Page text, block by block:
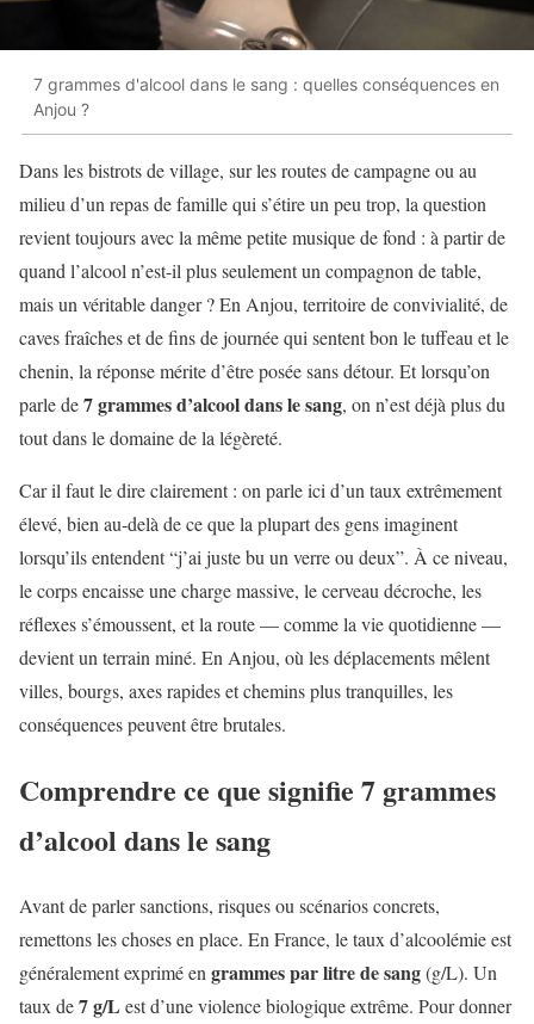
7 grammes d'alcool dans le sang : quelles conséquences en
Anjou ?
Dans les bistrots de village, sur les routes de campagne ou au
milieu d’un repas de famille qui s’étire un peu trop, la question
revient toujours avec la même petite musique de fond : à partir de
quand l’alcool n’est-il plus seulement un compagnon de table,
mais un véritable danger ? En Anjou, territoire de convivialité, de
caves fraîches et de fins de journée qui sentent bon le tuffeau et le
chenin, la réponse mérite d’être posée sans détour. Et lorsqu’on
parle de7 grammes d’alcool dans le sang, on n’est déjà plus du
tout dans le domaine de la légèreté.
Car il faut le dire clairement : on parle ici d’un taux extrêmement
élevé, bien au-delà de ce que la plupart des gens imaginent
lorsqu’ils entendent “j’ai juste bu un verre ou deux”. À ce niveau,
le corps encaisse une charge massive, le cerveau décroche, les
réflexes s’émoussent, et la route — comme la vie quotidienne —
devient un terrain miné. En Anjou, où les déplacements mêlent
villes, bourgs, axes rapides et chemins plus tranquilles, les
conséquences peuvent être brutales.
Comprendre ce que signifie 7 grammes
d’alcool dans le sang
Avant de parler sanctions, risques ou scénarios concrets,
remettons les choses en place. En France, le taux d’alcoolémie est
généralement exprimé en grammes par litre de sang(g/L). Un
taux de7 g/L est d’une violence biologique extrême. Pour donner